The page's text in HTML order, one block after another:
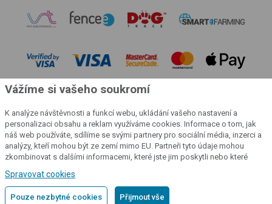
© 2004 - 2026 VNT electronics s.r.o., všechna práva vyhrazena
Vážíme si vašeho soukromí
K analýze návštěvnosti a funkcí webu, ukládání vašeho nastavení a
personalizaci obsahu a reklam využíváme cookies. Informace o tom, jak
náš web používáte, sdílíme se svými partnery pro sociální média, inzerci a
analýzy, kteří mohou být ze zemí mimo EU. Partneři tyto údaje mohou
zkombinovat s dalšími informacemi, které jste jim poskytli nebo které
Spravovat cookies
Pouze nezbytné cookies Přijmout vše